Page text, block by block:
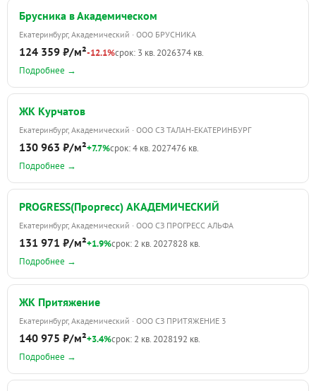
Брусника в Академическом
Екатеринбург, Академический · ООО БРУСНИКА
124 359 ₽/м²-12.1%срок: 3 кв. 2026374 кв.
Подробнее →
ЖК Курчатов
Екатеринбург, Академический · ООО СЗ ТАЛАН-ЕКАТЕРИНБУРГ
130 963 ₽/м²+7.7%срок: 4 кв. 2027476 кв.
Подробнее →
PROGRESS(Проргесс) АКАДЕМИЧЕСКИЙ
Екатеринбург, Академический · ООО СЗ ПРОГРЕСС АЛЬФА
131 971 ₽/м²+1.9%срок: 2 кв. 2027828 кв.
Подробнее →
ЖК Притяжение
Екатеринбург, Академический · ООО СЗ ПРИТЯЖЕНИЕ 3
140 975 ₽/м²+3.4%срок: 2 кв. 2028192 кв.
Подробнее →